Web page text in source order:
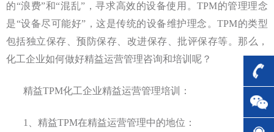
的“浪费”和“混乱”，寻求高效的设备使用。TPM的管理理念
是“设备尽可能好”，这是传统的设备维护理念。TPM的类型
包括独立保存、预防保存、改进保存、批评保存等。那么，
化工企业如何做好精益运营管理咨询和培训呢？
精益TPM化工企业精益运营管理培训：
1、精益TPM在精益运营管理中的地位：